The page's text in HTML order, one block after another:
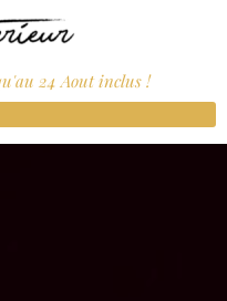
24 Aout inclus !